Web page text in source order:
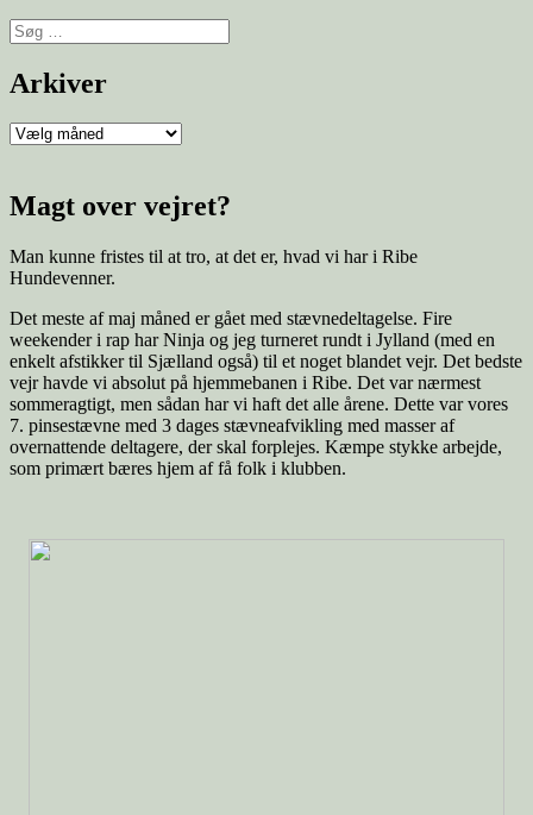
Arkiver
Magt over vejret?
Man kunne fristes til at tro, at det er, hvad vi har i Ribe
Hundevenner.
Det meste af maj måned er gået med stævnedeltagelse. Fire
weekender i rap har Ninja og jeg turneret rundt i Jylland (med en
enkelt afstikker til Sjælland også) til et noget blandet vejr. Det bedste
vejr havde vi absolut på hjemmebanen i Ribe. Det var nærmest
sommeragtigt, men sådan har vi haft det alle årene. Dette var vores
7. pinsestævne med 3 dages stævneafvikling med masser af
overnattende deltagere, der skal forplejes. Kæmpe stykke arbejde,
som primært bæres hjem af få folk i klubben.